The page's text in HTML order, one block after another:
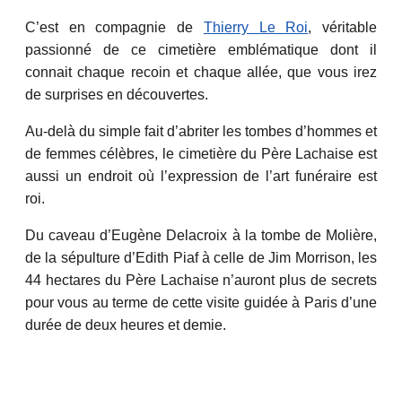
C’est en compagnie de Thierry Le Roi, véritable
passionné de ce cimetière emblématique dont il
connait chaque recoin et chaque allée, que vous irez
de surprises en découvertes.
Au-delà du simple fait d’abriter les tombes d’hommes et
de femmes célèbres, le cimetière du Père Lachaise est
aussi un endroit où l’expression de l’art funéraire est
roi.
Du caveau d’Eugène Delacroix à la tombe de Molière,
de la sépulture d’Edith Piaf à celle de Jim Morrison, les
44 hectares du Père Lachaise n’auront plus de secrets
pour vous au terme de cette visite guidée à Paris d’une
durée de deux heures et demie.